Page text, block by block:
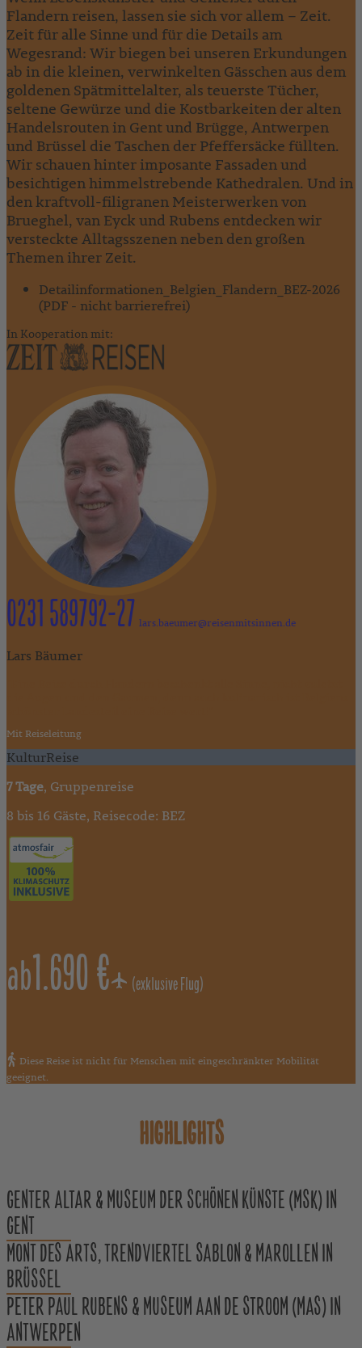
Flandern reisen, lassen sie sich vor allem – Zeit.
Zeit für alle Sinne und für die Details am
Wegesrand: Wir biegen bei unseren Erkundungen
ab in die kleinen, verwinkelten Gässchen aus dem
goldenen Spätmittelalter, als teuerste Tücher,
seltene Gewürze und die Kostbarkeiten der alten
Handelsrouten in Gent und Brügge, Antwerpen
und Brüssel die Taschen der Pfeffersäcke füllten.
Wir schauen hinter imposante Fassaden und
besichtigen himmelstrebende Kathedralen. Und in
den kraftvoll-filigranen Meisterwerken von
Brueghel, van Eyck und Rubens entdecken wir
versteckte Alltagsszenen neben den großen
Themen ihrer Zeit.
Detailinformationen_Belgien_Flandern_BEZ-2026
(PDF - nicht barrierefrei)
In Kooperation mit:
0231 589792-27 lars.baeumer@reisenmitsinnen.de
Lars Bäumer
Mit Reiseleitung
KulturReise
7 Tage, Gruppenreise
8 bis 16 Gäste, Reisecode: BEZ
ab1.690 € (exklusive Flug)
Diese Reise ist nicht für Menschen mit eingeschränkter Mobilität
geeignet.
HIGHLIGHTS
GENTER ALTAR & MUSEUM DER SCHÖNEN KÜNSTE (MSK) IN
GENT
MONT DES ARTS, TRENDVIERTEL SABLON & MAROLLEN IN
BRÜSSEL
PETER PAUL RUBENS & MUSEUM AAN DE STROOM (MAS) IN
ANTWERPEN